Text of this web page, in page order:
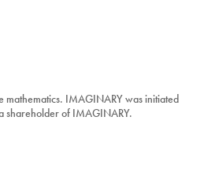
IMAGINARY was initiated
shareholder of IMAGINARY.